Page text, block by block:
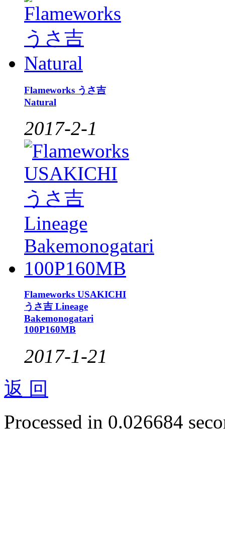
Flameworks うさ吉
Natural
2017-2-1
Flameworks USAKICHI
うさ吉 Lineage
Bakemonogatari
100P160MB
2017-1-21
返 回
Processed in 0.026684